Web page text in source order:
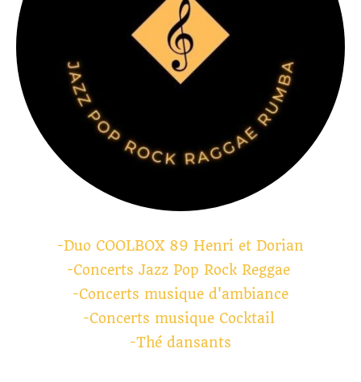
-Duo COOLBOX 89 Henri et Dorian
-Concerts Jazz Pop Rock Reggae
-Concerts musique d'ambiance
-Concerts musique Cocktail
-Thé dansants